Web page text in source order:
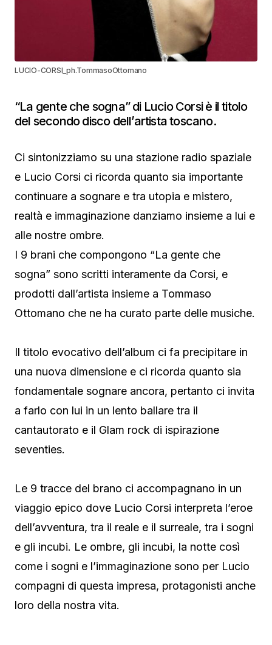
LUCIO-CORSI_ph.TommasoOttomano
“La gente che sogna” di Lucio Corsi è il titolo
del secondo disco dell’artista toscano.
Ci sintonizziamo su una stazione radio spaziale
e Lucio Corsi ci ricorda quanto sia importante
continuare a sognare e tra utopia e mistero,
realtà e immaginazione danziamo insieme a lui e
alle nostre ombre.
I 9 brani che compongono “La gente che
sogna” sono scritti interamente da Corsi, e
prodotti dall’artista insieme a Tommaso
Ottomano che ne ha curato parte delle musiche.
Il titolo evocativo dell’album ci fa precipitare in
una nuova dimensione e ci ricorda quanto sia
fondamentale sognare ancora, pertanto ci invita
a farlo con lui in un lento ballare tra il
cantautorato e il Glam rock di ispirazione
seventies.
Le 9 tracce del brano ci accompagnano in un
viaggio epico dove Lucio Corsi interpreta l’eroe
dell’avventura, tra il reale e il surreale, tra i sogni
e gli incubi. Le ombre, gli incubi, la notte così
come i sogni e l’immaginazione sono per Lucio
compagni di questa impresa, protagonisti anche
loro della nostra vita.